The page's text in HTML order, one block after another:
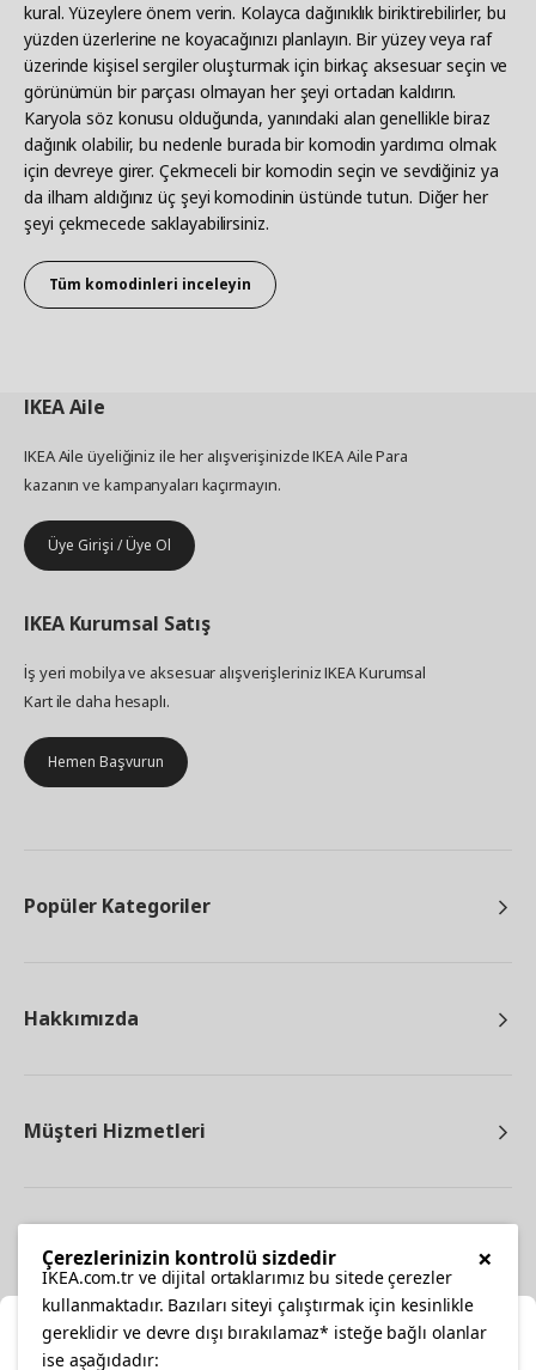
kural. Yüzeylere önem verin. Kolayca dağınıklık biriktirebilirler, bu
yüzden üzerlerine ne koyacağınızı planlayın. Bir yüzey veya raf
üzerinde kişisel sergiler oluşturmak için birkaç aksesuar seçin ve
görünümün bir parçası olmayan her şeyi ortadan kaldırın.
Karyola söz konusu olduğunda, yanındaki alan genellikle biraz
dağınık olabilir, bu nedenle burada bir komodin yardımcı olmak
için devreye girer. Çekmeceli bir komodin seçin ve sevdiğiniz ya
da ilham aldığınız üç şeyi komodinin üstünde tutun. Diğer her
şeyi çekmecede saklayabilirsiniz.
Tüm komodinleri inceleyin
IKEAAile
IKEA Aile üyeliğiniz ile her alışverişinizde IKEA Aile Para
kazanın ve kampanyaları kaçırmayın.
Üye Girişi / Üye Ol
IKEA Kurumsal Satış
İş yeri mobilya ve aksesuar alışverişleriniz IKEA Kurumsal
Kart ile daha hesaplı.
Hemen Başvurun
Popüler Kategoriler
Hakkımızda
Müşteri Hizmetleri
×
Çerezlerinizin kontrolü sizdedir
IKEA.com.tr ve dijital ortaklarımız bu sitede çerezler
kullanmaktadır. Bazıları siteyi çalıştırmak için kesinlikle
gereklidir ve devre dışı bırakılamaz* isteğe bağlı olanlar
ise aşağıdadır: